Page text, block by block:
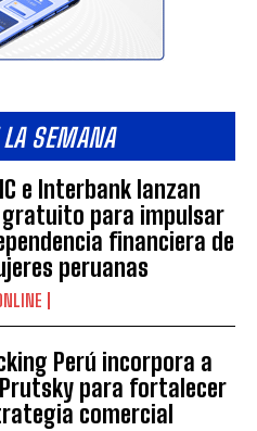
SEMANA
e Interbank lanzan
para impulsar
financiera de
peruanas
Perú incorpora a
Prutsky para fortalecer
comercial